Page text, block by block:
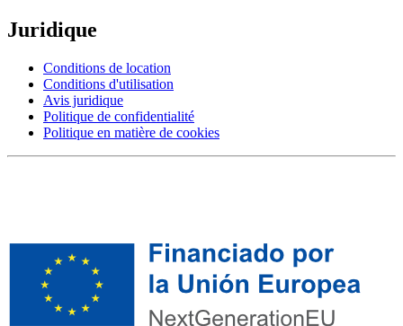
Juridique
Conditions de location
Conditions d'utilisation
Avis juridique
Politique de confidentialité
Politique en matière de cookies